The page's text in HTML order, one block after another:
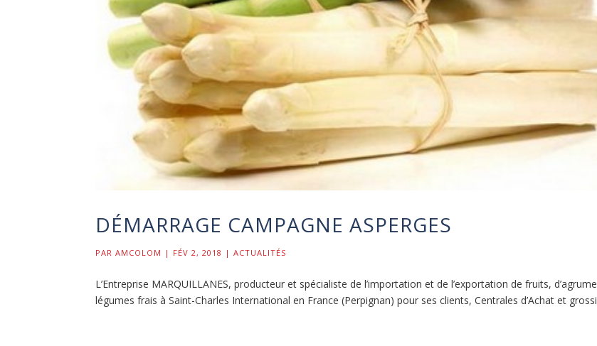
DÉMARRAGE CAMPAGNE ASPERGES
PARAMCOLOM | FÉV 2, 2018 |ACTUALITÉS
L’Entreprise MARQUILLANES, producteur et spécialiste de l’importation et de l’exportation de fruits,
légumes frais à Saint-Charles International en France (Perpignan) pour ses clients, Centrales d’Achat et